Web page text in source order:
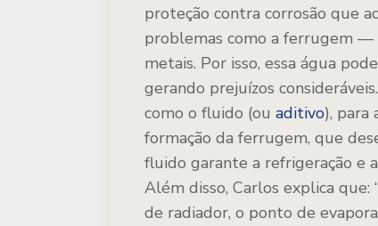
proteção contra corrosão que
problemas como a ferrugem —
metais. Por isso, essa água
gerando prejuízos
como o fluido (ou aditivo), para
formação da ferrugem, que
fluido garante a refrigeração e
Além disso, Carlos explica que:
de radiador, o ponto de